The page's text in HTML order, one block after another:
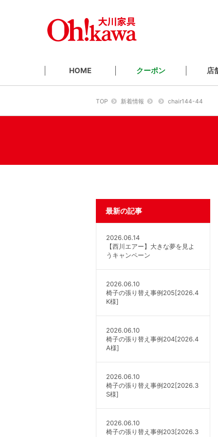
HOME クーポン 店
TOP 新着情報 chair144-44
最新の記事
2026.06.14
【西川エアー】大きな夢を見よ
うキャンペーン
2026.06.10
椅子の張り替え事例205[2026.4
K様]
2026.06.10
椅子の張り替え事例204[2026.4
A様]
2026.06.10
椅子の張り替え事例202[2026.3
S様]
2026.06.10
椅子の張り替え事例203[2026.3